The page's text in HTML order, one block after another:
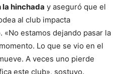
hinchada y aseguró que el
al club impacta
estamos dejando pasar la
Lo que se vio en el
A veces uno pierde
este club», sostuvo.